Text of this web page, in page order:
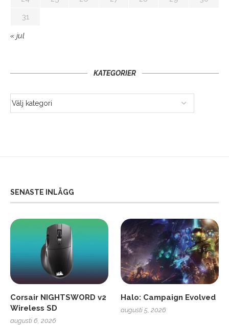
31
« jul
KATEGORIER
SENASTE INLÄGG
Corsair NIGHTSWORD v2
Wireless SD
augusti 6, 2026
Halo: Campaign Evolved
augusti 5, 2026